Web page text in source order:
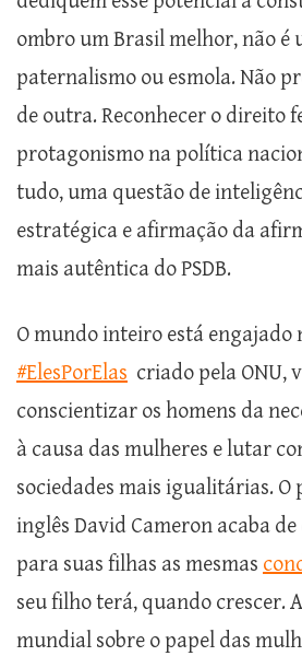
ombro um Brasil melhor, não é
paternalismo ou esmola. Não
de outra. Reconhecer o direito
protagonismo na política
tudo, uma questão de
estratégica e afirmação da
mais autêntica do PSDB.
O mundo inteiro está engajado
#ElesPorElas criado pela ONU,
conscientizar os homens da
à causa das mulheres e lutar
sociedades mais igualitárias.
inglês David Cameron acaba
para suas filhas as mesmas
seu filho terá, quando crescer.
mundial sobre o papel das